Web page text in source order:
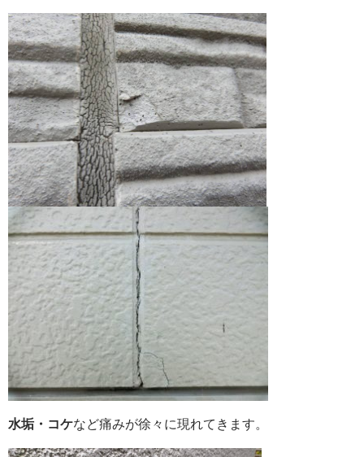
水垢・コケなど痛みが徐々に現れてきます。